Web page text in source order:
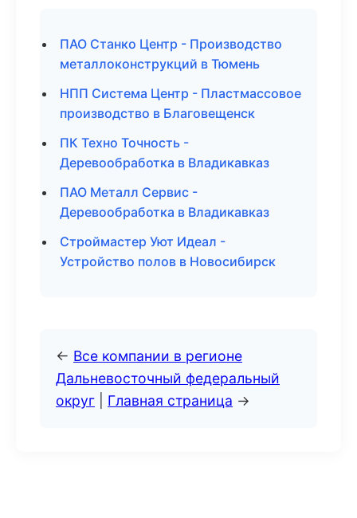
ПАО Станко Центр - Производство
металлоконструкций в Тюмень
НПП Система Центр - Пластмассовое
производство в Благовещенск
ПК Техно Точность -
Деревообработка в Владикавказ
ПАО Металл Сервис -
Деревообработка в Владикавказ
Строймастер Уют Идеал -
Устройство полов в Новосибирск
← Все компании в регионе
Дальневосточный федеральный
округ
Главная страница →